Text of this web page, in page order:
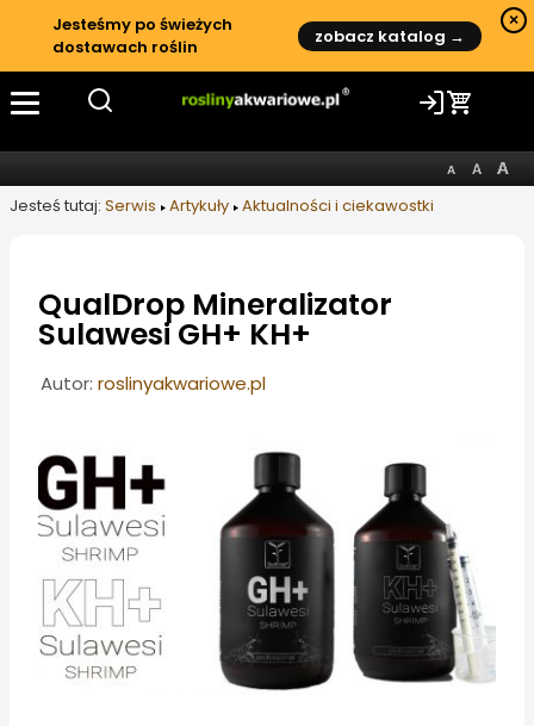
Jesteśmy po świeżych
dostawach roślin
zobacz katalog →
×
Jesteś tutaj: Serwis Artykuły Aktualności i ciekawostki
QualDrop Mineralizator
Sulawesi GH+ KH+
Informacje o artykule
Autor: roslinyakwariowe.pl